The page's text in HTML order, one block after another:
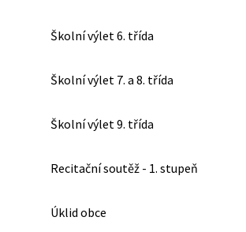
Školní výlet 6. třída
Školní výlet 7. a 8. třída
Školní výlet 9. třída
Recitační soutěž - 1. stupeň
Úklid obce